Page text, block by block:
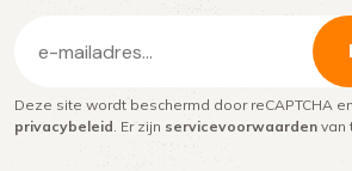
mailadres
(Vereist)
Deze site wordt beschermd door reCAPTCHA
privacybeleid . Er zijn servicevoorwaarden van